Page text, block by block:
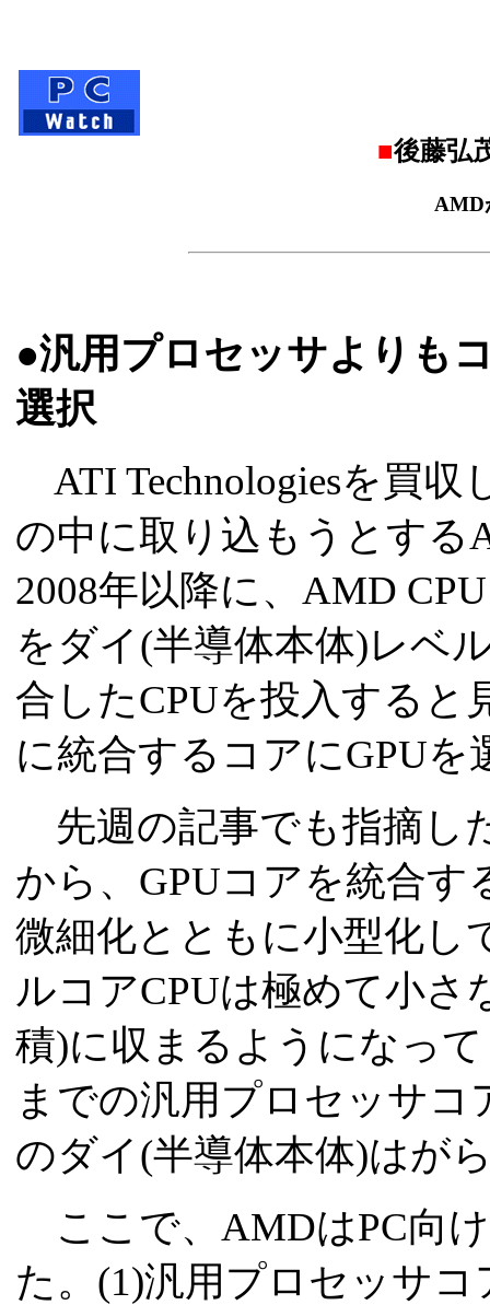
■後藤弘
AMD
●汎用プロセッサよりも
選択
ATI Technologiesを買収
の中に取り込もうとする
2008年以降に、AMD
をダイ(半導体本体)レベ
合したCPUを投入すると
に統合するコアにGPUを
先週の記事でも指摘し
から、GPUコアを統合
微細化とともに小型化し
ルコアCPUは極めて小
積)に収まるようになっ
までの汎用プロセッサコ
のダイ(半導体本体)はが
ここで、AMDはPC向
た。(1)汎用プロセッサ